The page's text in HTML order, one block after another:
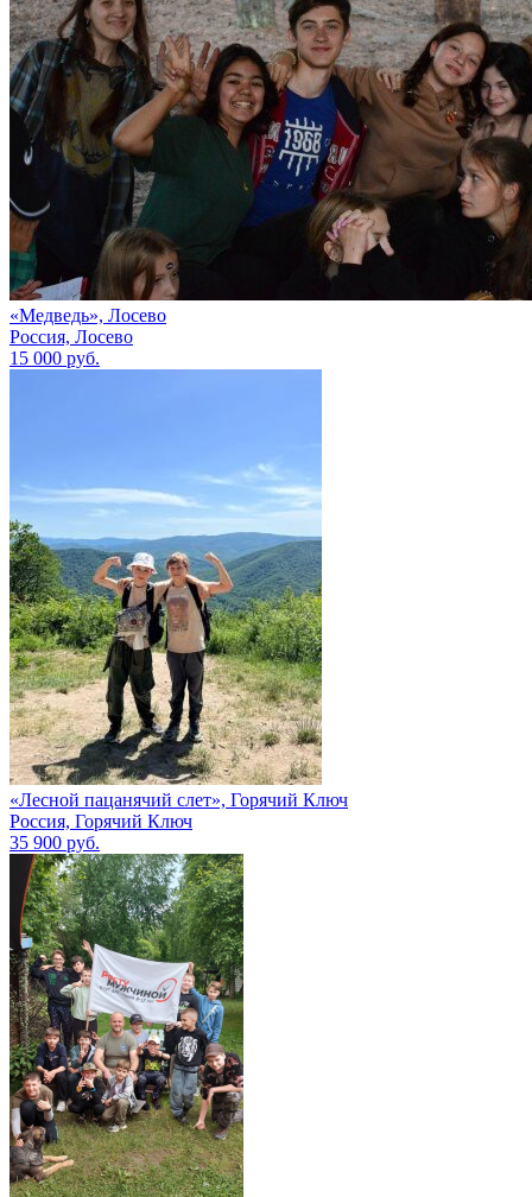
«Медведь», Лосево
Россия, Лосево
15 000 руб.
«Лесной пацанячий слет», Горячий Ключ
Россия, Горячий Ключ
35 900 руб.